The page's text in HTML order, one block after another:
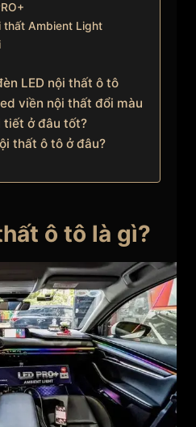
thất Ambient Light
LED nội thất ô tô
viền nội thất đổi màu
tiết ở đâu tốt?
thất ô tô ở đâu?
ô tô là gì?